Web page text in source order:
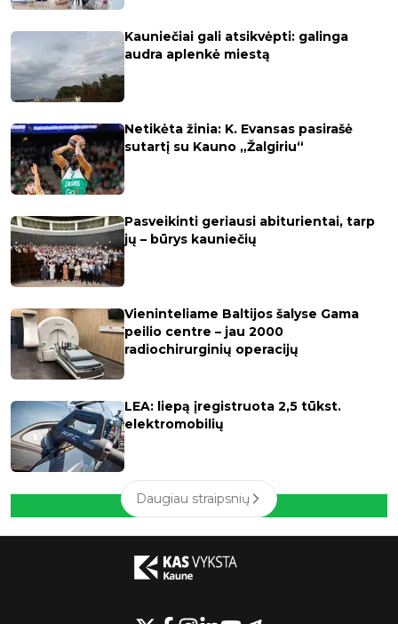
Kauniečiai gali atsikvėpti: galinga
audra aplenkė miestą
Netikėta žinia: K. Evansas pasirašė
sutartį su Kauno „Žalgiriu“
Pasveikinti geriausi abiturientai, tarp
jų – būrys kauniečių
Vieninteliame Baltijos šalyse Gama
peilio centre – jau 2000
radiochirurginių operacijų
LEA: liepą įregistruota 2,5 tūkst.
elektromobilių
Daugiau straipsnių